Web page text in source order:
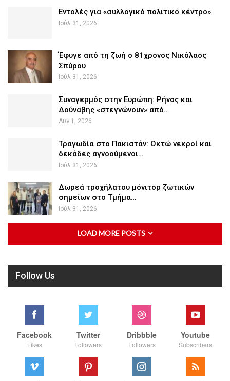
Εντολές για «συλλογικό πολιτικό κέντρο»
Ιούλ 31, 2026
Έφυγε από τη ζωή ο 81χρονος Νικόλαος
Σπύρου
Ιούλ 31, 2026
Συναγερμός στην Ευρώπη: Ρήνος και
Δούναβης «στεγνώνουν» από…
Αυγ 1, 2026
Τραγωδία στο Πακιστάν: Οκτώ νεκροί και
δεκάδες αγνοούμενοι…
Ιούλ 31, 2026
Δωρεά τροχήλατου μόνιτορ ζωτικών
σημείων στο Τμήμα…
Ιούλ 31, 2026
LOAD MORE POSTS
Follow Us
Facebook
Likes
Twitter
Followers
Dribbble
Followers
Youtube
Subscribers